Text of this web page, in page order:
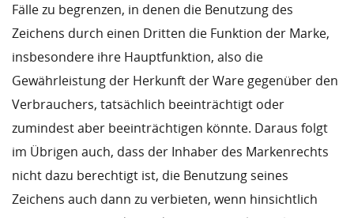
Fälle zu begrenzen, in denen die Benutzung des
Zeichens durch einen Dritten die Funktion der Marke,
insbesondere ihre Hauptfunktion, also die
Gewährleistung der Herkunft der Ware gegenüber den
Verbrauchers, tatsächlich beeinträchtigt oder
zumindest aber beeinträchtigen könnte. Daraus folgt
im Übrigen auch, dass der Inhaber des Markenrechts
nicht dazu berechtigt ist, die Benutzung seines
Zeichens auch dann zu verbieten, wenn hinsichtlich